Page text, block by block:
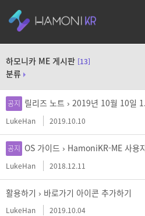
하모니카 ME 게시판 [13]
분류
공지 릴리즈 노트 › 2019년 10월 10일
LukeHan
2019.10.10
공지 OS 가이드 › HamoniKR-ME 사용
LukeHan
2018.12.11
활용하기 › 바로가기 아이콘 추가하기
LukeHan 2019.10.04